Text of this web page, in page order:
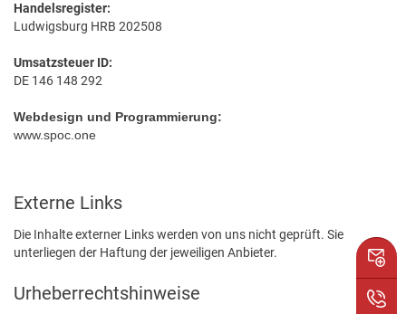
Handelsregister:
Ludwigsburg HRB 202508
Umsatzsteuer ID:
DE 146 148 292
Webdesign und Programmierung:
www.spoc.one
Externe Links
Die Inhalte externer Links werden von uns nicht geprüft. Sie
unterliegen der Haftung der jeweiligen Anbieter.
Urheberrechtshinweise